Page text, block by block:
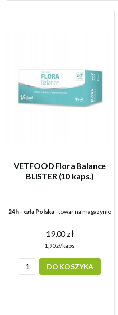
VETFOOD Flora Balance
BLISTER (10 kaps.)
24h - cała Polska- towar na magazynie
19,00 zł
1,90 zł/kaps
DO KOSZYKA